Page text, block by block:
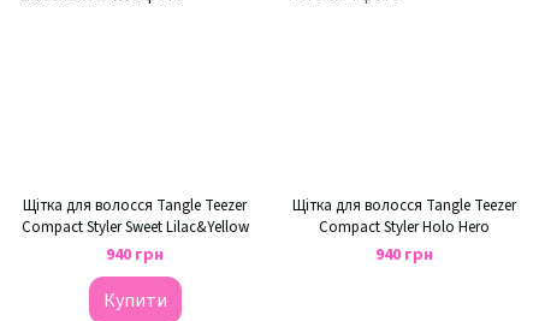
Щітка для волосся Tangle Teezer
Compact Styler Sweet Lilac&Yellow
940 грн
Купити
Щітка для волосся Tangle Teezer
Compact Styler Holo Hero
940 грн